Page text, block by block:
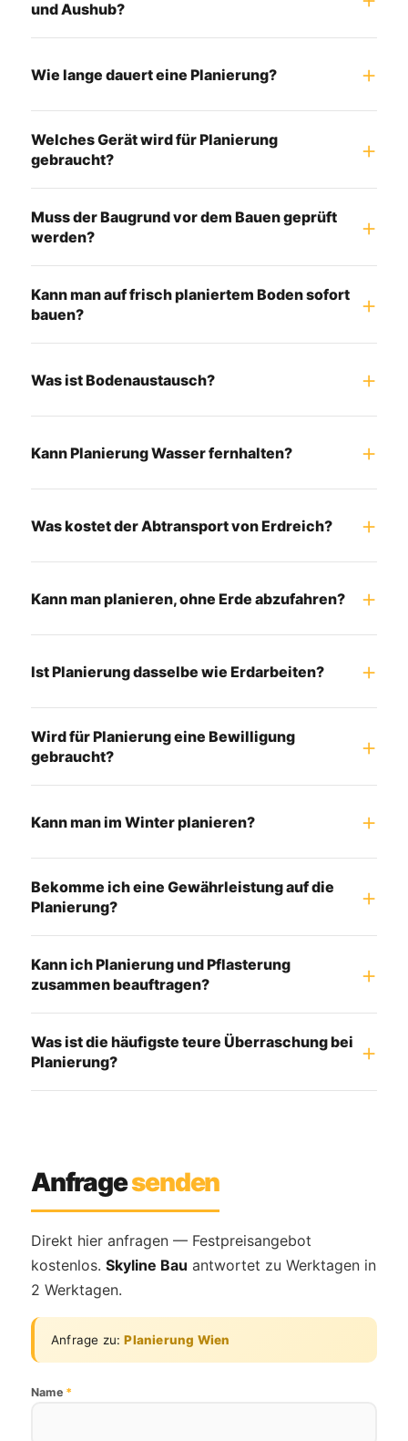
und Aushub?
Wie lange dauert eine Planierung?
Welches Gerät wird für Planierung
gebraucht?
Muss der Baugrund vor dem Bauen geprüft
werden?
Kann man auf frisch planiertem Boden sofort
bauen?
Was ist Bodenaustausch?
Kann Planierung Wasser fernhalten?
Was kostet der Abtransport von Erdreich?
Kann man planieren, ohne Erde abzufahren?
Ist Planierung dasselbe wie Erdarbeiten?
Wird für Planierung eine Bewilligung
gebraucht?
Kann man im Winter planieren?
Bekomme ich eine Gewährleistung auf die
Planierung?
Kann ich Planierung und Pflasterung
zusammen beauftragen?
Was ist die häufigste teure Überraschung bei
Planierung?
Anfragesenden
Direkt hier anfragen — Festpreisangebot
kostenlos. Skyline Bau antwortet zu Werktagen in
2 Werktagen.
Anfrage zu:Planierung Wien
Name *